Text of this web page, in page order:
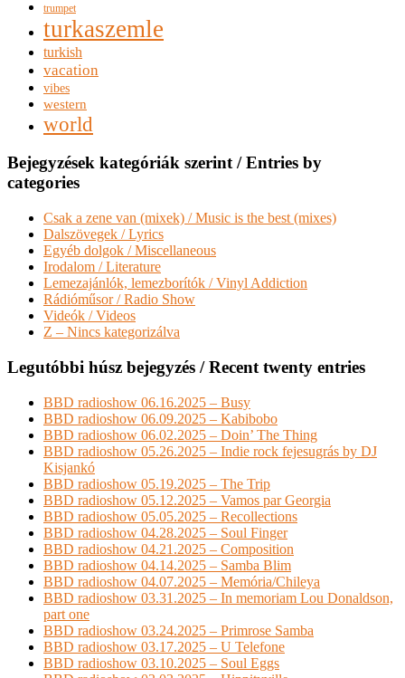
trumpet
turkaszemle
turkish
vacation
vibes
western
world
Bejegyzések kategóriák szerint / Entries by
categories
Csak a zene van (mixek) / Music is the best (mixes)
Dalszövegek / Lyrics
Egyéb dolgok / Miscellaneous
Irodalom / Literature
Lemezajánlók, lemezborítók / Vinyl Addiction
Rádióműsor / Radio Show
Videók / Videos
Z – Nincs kategorizálva
Legutóbbi húsz bejegyzés / Recent twenty entries
BBD radioshow 06.16.2025 – Busy
BBD radioshow 06.09.2025 – Kabibobo
BBD radioshow 06.02.2025 – Doin’ The Thing
BBD radioshow 05.26.2025 – Indie rock fejesugrás by DJ
Kisjankó
BBD radioshow 05.19.2025 – The Trip
BBD radioshow 05.12.2025 – Vamos par Georgia
BBD radioshow 05.05.2025 – Recollections
BBD radioshow 04.28.2025 – Soul Finger
BBD radioshow 04.21.2025 – Composition
BBD radioshow 04.14.2025 – Samba Blim
BBD radioshow 04.07.2025 – Memória/Chileya
BBD radioshow 03.31.2025 – In memoriam Lou Donaldson,
part one
BBD radioshow 03.24.2025 – Primrose Samba
BBD radioshow 03.17.2025 – U Telefone
BBD radioshow 03.10.2025 – Soul Eggs